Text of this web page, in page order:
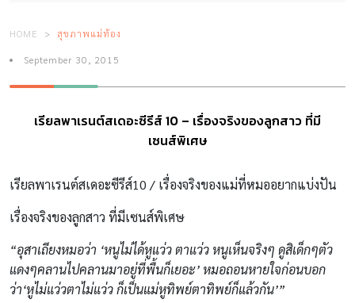
HOME สุขภาพแม่ท้อง
September 30, 2015
เรียลพาเรนต์สเดอะซีรีส์ 10 – เรื่องจริงของลูกสาว ที่มี
เซนส์พิเศษ
เรียลพาเรนต์สเดอะซีรีส์10 / เรื่องจริงของแม่ที่หมออยากแบ่งปัน
เรื่องจริงของลูกสาว ที่มีเซนส์พิเศษ
“อุสาเถียงหมอว่า ‘หนูไม่ได้หูแว่ว ตาแว่ว หนูเห็นจริงๆ ดูสิเด็กๆตัว
แดงๆคลานไปคลานมาอยู่ที่พื้นก็เยอะ’ หมอถอนหายใจก่อนบอก
ว่า‘หูไม่แว่วตาไม่แว่ว ก็เป็นแม่หูทิพย์ตาทิพย์ก็แล้วกัน’”